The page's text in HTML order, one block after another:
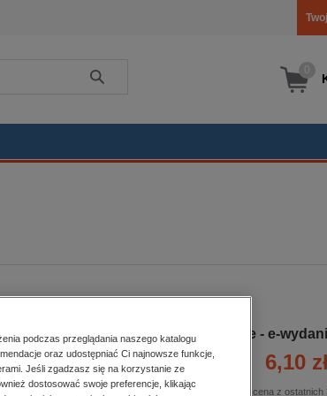
Szukaj
otrzymujesz format:
Dostęp online PDF
Podróże - e-
6,10
Najniższa cena z ostatnich
podczas przeglądania naszego katalogu
oraz udostępniać Ci najnowsze funkcje,
Jeśli zgadzasz się na korzystanie ze
dostosować swoje preferencje, klikając